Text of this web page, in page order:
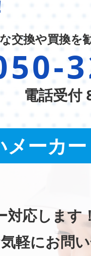
交換や買換を
電話受付
メーカー
対応します
軽にお問